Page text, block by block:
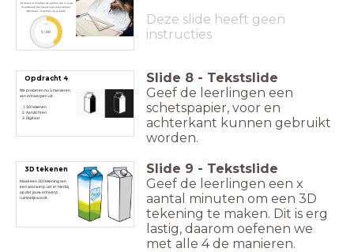
Schets in 5 minuten de vormen die in jouw
moodboard het meest naar voren komen.
Minimaal : 4 vormen op je blad!
timer
5:00
Deze slide heeft geen
instructies
Opdracht 4
We proberen nu 3 manieren
van ontwerpen uit:
3D tekenen
Aanzichten
Digitaal
Slide 8 - Tekstslide
Geef de leerlingen een
schetspapier, voor en
achterkant kunnen gebruikt
worden.
3D tekenen
Maak een 3D tekening van
een voorwerp. Let er hierbij
op dat jouw ontwerp
ruimtelijk wordt.
Slide 9 - Tekstslide
Geef de leerlingen een x
aantal minuten om een 3D
tekening te maken. Dit is erg
lastig, daarom oefenen we
met alle 4 de manieren.